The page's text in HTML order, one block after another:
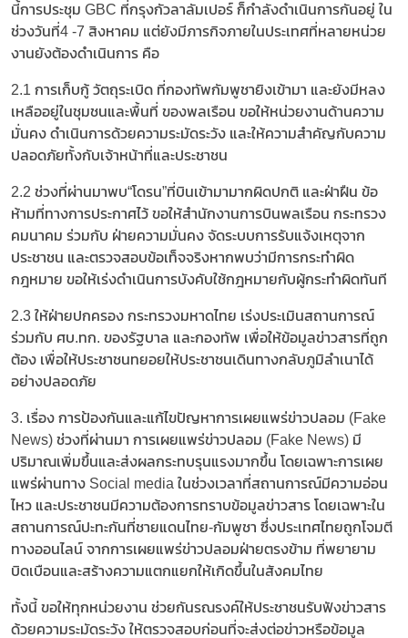
นี้การประชุม GBC ที่กรุงกัวลาลัมเปอร์ ก็กำลังดำเนินการกันอยู่ ใน
ช่วงวันที่4 -7 สิงหาคม แต่ยังมีภารกิจภายในประเทศที่หลายหน่วย
งานยังต้องดำเนินการ คือ
2.1 การเก็บกู้ วัตถุระเบิด ที่กองทัพกัมพูชายิงเข้ามา และยังมีหลง
เหลืออยู่ในชุมชนและพื้นที่ ของพลเรือน ขอให้หน่วยงานด้านความ
มั่นคง ดำเนินการด้วยความระมัดระวัง และให้ความสำคัญกับความ
ปลอดภัยทั้งกับเจ้าหน้าที่และประชาชน
2.2 ช่วงที่ผ่านมาพบ“โดรน”ที่บินเข้ามามากผิดปกติ และฝ่าฝืน ข้อ
ห้ามที่ทางการประกาศไว้ ขอให้สำนักงานการบินพลเรือน กระทรวง
คมนาคม ร่วมกับ ฝ่ายความมั่นคง จัดระบบการรับแจ้งเหตุจาก
ประชาชน และตรวจสอบข้อเท็จจริงหากพบว่ามีการกระทำผิด
กฎหมาย ขอให้เร่งดำเนินการบังคับใช้กฎหมายกับผู้กระทำผิดทันที
2.3 ให้ฝ่ายปกครอง กระทรวงมหาดไทย เร่งประเมินสถานการณ์
ร่วมกับ ศบ.ทก. ของรัฐบาล และกองทัพ เพื่อให้ข้อมูลข่าวสารที่ถูก
ต้อง เพื่อให้ประชาชนทยอยให้ประชาชนเดินทางกลับภูมิลำเนาได้
อย่างปลอดภัย
3. เรื่อง การป้องกันและแก้ไขปัญหาการเผยแพร่ข่าวปลอม (Fake
News) ช่วงที่ผ่านมา การเผยแพร่ข่าวปลอม (Fake News) มี
ปริมาณเพิ่มขึ้นและส่งผลกระทบรุนแรงมากขึ้น โดยเฉพาะการเผย
แพร่ผ่านทาง Social media ในช่วงเวลาที่สถานการณ์มีความอ่อน
ไหว และประชาชนมีความต้องการทราบข้อมูลข่าวสาร โดยเฉพาะใน
สถานการณ์ปะทะกันที่ชายแดนไทย-กัมพูชา ซึ่งประเทศไทยถูกโจมตี
ทางออนไลน์ จากการเผยแพร่ข่าวปลอมฝ่ายตรงข้าม ที่พยายาม
บิดเบือนและสร้างความแตกแยกให้เกิดขึ้นในสังคมไทย
ทั้งนี้ ขอให้ทุกหน่วยงาน ช่วยกันรณรงค์ให้ประชาชนรับฟังข่าวสาร
ด้วยความระมัดระวัง ให้ตรวจสอบก่อนที่จะส่งต่อข่าวหรือข้อมูล